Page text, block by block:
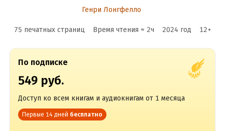
Генри Лонгфелло
75 печатных страниц Время чтения ≈ 2ч 2024 год 12+
По подписке
549 руб.
Доступ ко всем книгам и аудиокнигам от 1 месяца
Первые 14 дней бесплатно